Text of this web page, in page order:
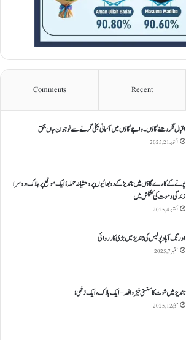
Recent
Comments
اقبال نگر دھنےگاؤں۔ واجےگاؤں میں آسمانی بجلی گرنے سے نوجوان جاں بحق
اکتوبر 21, 2025
پونے کے کارےگاؤں میں ناندیڑ کے دو بھائیوں پر وحشیانہ حملہ؛ ایک موقع پر ہلاک، دوسرا
زندگی و موت کی کشمکش میں
اکتوبر 4, 2025
اورنگ آباد پولیس کی ناندیڑ میں بڑی کارروائی
ستمبر 7, 2025
ناندیڑ میں شوٹ کا سنسنی خیز واقعہ – ایک ہلاک، ایک زخمی؛
مئی 12, 2025